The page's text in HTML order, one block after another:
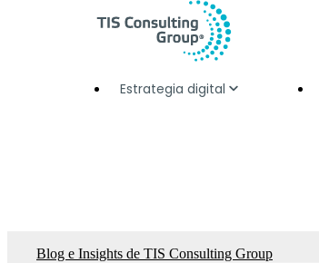
Estrategia digital
Blog e Insights de TIS Consulting Group